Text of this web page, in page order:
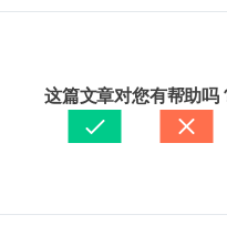
psychcentral.com/
no-reason-this-might-be-
黎佳燊
賴建翰醫師
这篇文章对您有帮助吗